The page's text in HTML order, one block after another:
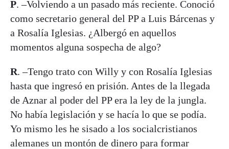
P. –Volviendo a un pasado más reciente. Conoció
como secretario general del PP a Luis Bárcenas y
a Rosalía Iglesias. ¿Albergó en aquellos
momentos alguna sospecha de algo?
R. –Tengo trato con Willy y con Rosalía Iglesias
hasta que ingresó en prisión. Antes de la llegada
de Aznar al poder del PP era la ley de la jungla.
No había legislación y se hacía lo que se podía.
Yo mismo les he sisado a los socialcristianos
alemanes un montón de dinero para formar